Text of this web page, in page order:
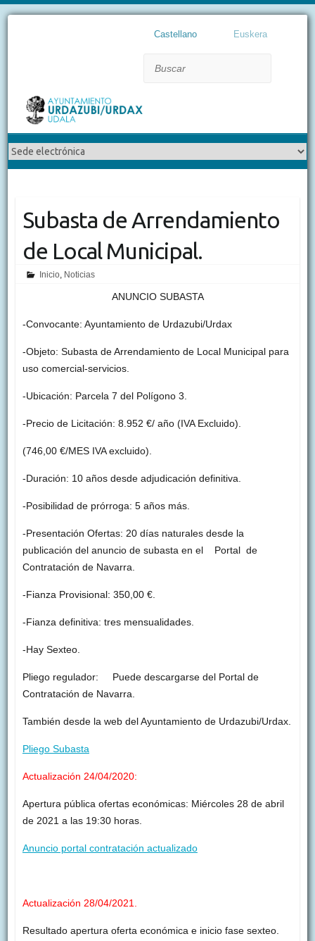
Castellano Euskera
Subasta de Arrendamiento
de Local Municipal.
Inicio, Noticias
ANUNCIO SUBASTA
-Convocante: Ayuntamiento de Urdazubi/Urdax
-Objeto: Subasta de Arrendamiento de Local Municipal para
uso comercial-servicios.
-Ubicación: Parcela 7 del Polígono 3.
-Precio de Licitación: 8.952 €/ año (IVA Excluido).
(746,00 €/MES IVA excluido).
-Duración: 10 años desde adjudicación definitiva.
-Posibilidad de prórroga: 5 años más.
-Presentación Ofertas: 20 días naturales desde la
publicación del anuncio de subasta en el Portal de
Contratación de Navarra.
-Fianza Provisional: 350,00 €.
-Fianza definitiva: tres mensualidades.
-Hay Sexteo.
Pliego regulador: Puede descargarse del Portal de
Contratación de Navarra.
También desde la web del Ayuntamiento de Urdazubi/Urdax.
Pliego Subasta
Actualización 24/04/2020:
Apertura pública ofertas económicas: Miércoles 28 de abril
de 2021 a las 19:30 horas.
Anuncio portal contratación actualizado
Actualización 28/04/2021.
Resultado apertura oferta económica e inicio fase sexteo.